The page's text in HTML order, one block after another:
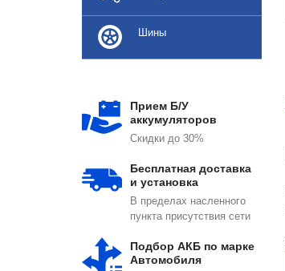
Шины
Прием Б/У
аккумуляторов
Скидки до 30%
Бесплатная доставка
и установка
В пределах насленного
пункта присутствия сети
Подбор АКБ по марке
Автомобиля